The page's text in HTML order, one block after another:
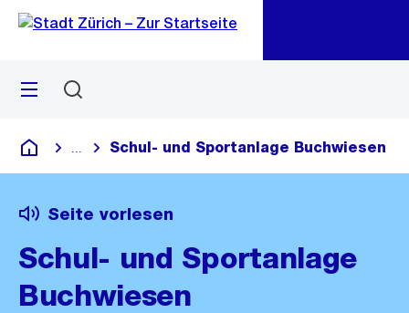
Navigation
Sprunglink
Menü
Deutsch
Blende alle Breadcrumbs ein
Schul- und Sportanlage Buchwiesen
Seite vorlesen
Schul- und Sportanlage
Buchwiesen